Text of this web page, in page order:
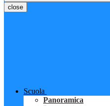
close
Scuola
Panoramica